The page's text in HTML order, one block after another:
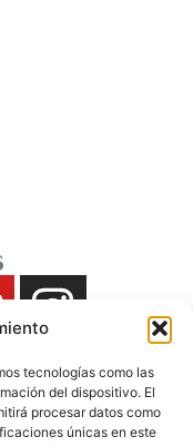
tecnologías como las
del dispositivo. El
procesar datos como
únicas en este